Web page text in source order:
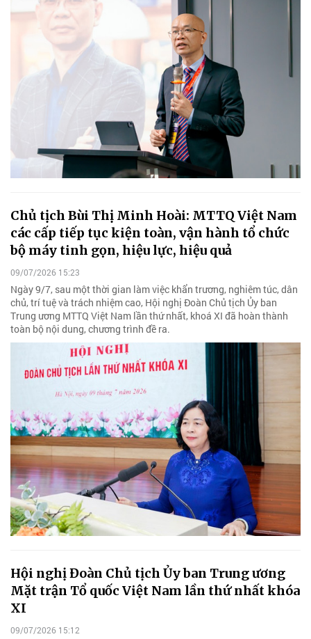
Chủ tịch Bùi Thị Minh Hoài: MTTQ Việt Nam
các cấp tiếp tục kiện toàn, vận hành tổ chức
bộ máy tinh gọn, hiệu lực, hiệu quả
09/07/2026 15:23
Ngày 9/7, sau một thời gian làm việc khẩn trương, nghiêm túc, dân
chủ, trí tuệ và trách nhiệm cao, Hội nghị Đoàn Chủ tịch Ủy ban
Trung ương MTTQ Việt Nam lần thứ nhất, khoá XI đã hoàn thành
toàn bộ nội dung, chương trình đề ra.
Hội nghị Đoàn Chủ tịch Ủy ban Trung ương
Mặt trận Tổ quốc Việt Nam lần thứ nhất khóa
XI
09/07/2026 15:12